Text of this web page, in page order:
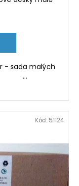
- sada malých
...
Kód: 51124